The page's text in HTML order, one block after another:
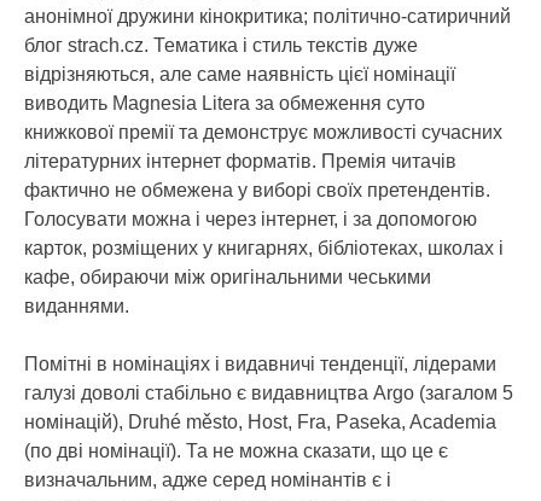
анонімної дружини кінокритика; політично-сатиричний
блог strach.cz. Тематика і стиль текстів дуже
відрізняються, але саме наявність цієї номінації
виводить Magnesia Litera за обмеження суто
книжкової премії та демонструє можливості сучасних
літературних інтернет форматів. Премія читачів
фактично не обмежена у виборі своїх претендентів.
Голосувати можна і через інтернет, і за допомогою
карток, розміщених у книгарнях, бібліотеках, школах і
кафе, обираючи між оригінальними чеськими
виданнями.
Помітні в номінаціях і видавничі тенденції, лідерами
галузі доволі стабільно є видавництва Argo (загалом 5
номінацій), Druhé město, Host, Fra, Paseka, Academia
(по дві номінації). Та не можна сказати, що це є
визначальним, адже серед номінантів є і